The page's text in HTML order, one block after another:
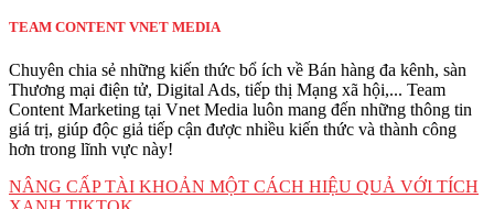
TEAM CONTENT VNET MEDIA
Chuyên chia sẻ những kiến thức bổ ích về Bán hàng đa kênh, sàn
Thương mại điện tử, Digital Ads, tiếp thị Mạng xã hội,... Team
Content Marketing tại Vnet Media luôn mang đến những thông tin
giá trị, giúp độc giả tiếp cận được nhiều kiến thức và thành công
hơn trong lĩnh vực này!
NÂNG CẤP TÀI KHOẢN MỘT CÁCH HIỆU QUẢ VỚI TÍCH